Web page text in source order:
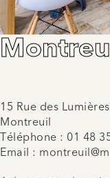
15 Rue des
Montreuil
Téléphone : 01 48
Email :